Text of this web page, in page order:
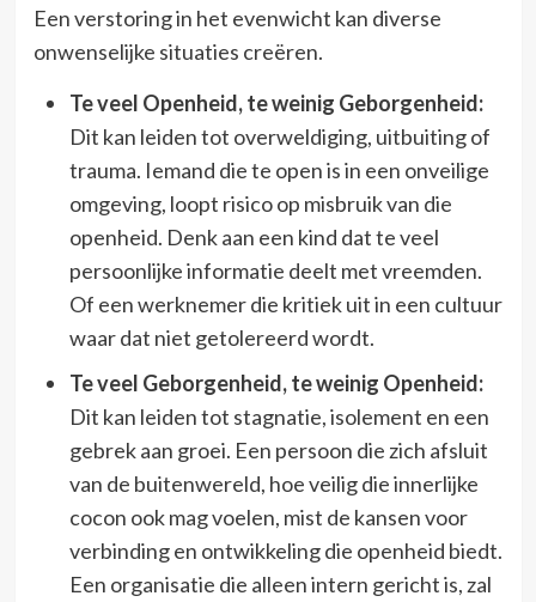
Een verstoring in het evenwicht kan diverse
onwenselijke situaties creëren.
Te veel Openheid, te weinig Geborgenheid:
Dit kan leiden tot overweldiging, uitbuiting of
trauma. Iemand die te open is in een onveilige
omgeving, loopt risico op misbruik van die
openheid. Denk aan een kind dat te veel
persoonlijke informatie deelt met vreemden.
Of een werknemer die kritiek uit in een cultuur
waar dat niet getolereerd wordt.
Te veel Geborgenheid, te weinig Openheid:
Dit kan leiden tot stagnatie, isolement en een
gebrek aan groei. Een persoon die zich afsluit
van de buitenwereld, hoe veilig die innerlijke
cocon ook mag voelen, mist de kansen voor
verbinding en ontwikkeling die openheid biedt.
Een organisatie die alleen intern gericht is, zal